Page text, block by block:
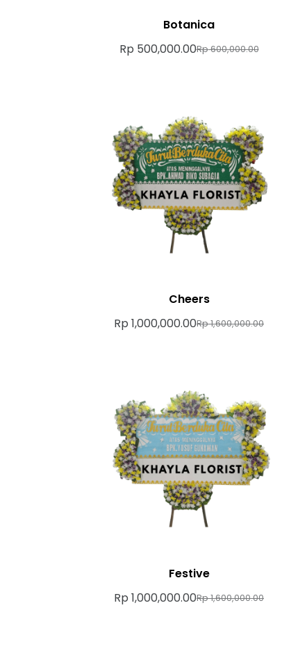
Botanica
Rp600,000.00
Rp 500,000.00
Cheers
Rp1,600,000.00
Rp 1,000,000.00
Festive
Rp1,600,000.00
Rp 1,000,000.00